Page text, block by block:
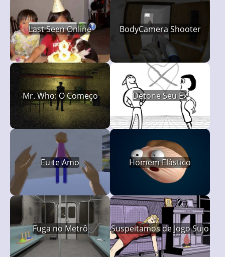
Last Seen Online BodyCamera Shooter
Mr. Who: O Começo Detone Seu Ex
Eu te Amo Homem Elástico
Fuga no Metrô Suspeitamos de Jogo Sujo